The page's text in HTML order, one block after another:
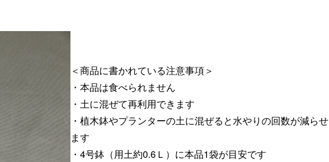
＜商品に書かれている注意事項＞
・本品は食べられません
・土に混ぜて再利用できます
・植木鉢やプランターの土に混ぜると水やりの回数が減らせ
ます
・4号鉢（用土約0.6Ｌ）に本品1袋が目安です